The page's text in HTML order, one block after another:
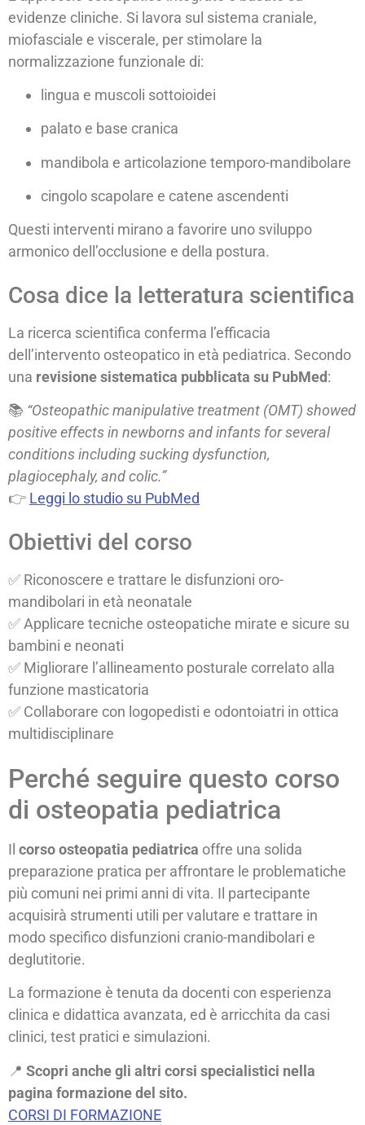
evidenze cliniche. Si lavora sul sistema craniale,
miofasciale e viscerale, per stimolare la
normalizzazione funzionale di:
lingua e muscoli sottoioidei
palato e base cranica
mandibola e articolazione temporo-mandibolare
cingolo scapolare e catene ascendenti
Questi interventi mirano a favorire uno sviluppo
armonico dell’occlusione e della postura.
Cosa dice la letteratura scientifica
La ricerca scientifica conferma l’efficacia
dell’intervento osteopatico in età pediatrica. Secondo
una revisione sistematica pubblicata su PubMed:
📚 “Osteopathic manipulative treatment (OMT) showed
positive effects in newborns and infants for several
conditions including sucking dysfunction,
plagiocephaly, and colic.”
👉 Leggi lo studio su PubMed
Obiettivi del corso
✅ Riconoscere e trattare le disfunzioni oro-
mandibolari in età neonatale
✅ Applicare tecniche osteopatiche mirate e sicure su
bambini e neonati
✅ Migliorare l’allineamento posturale correlato alla
funzione masticatoria
✅ Collaborare con logopedisti e odontoiatri in ottica
multidisciplinare
Perché seguire questo corso
di osteopatia pediatrica
Il corso osteopatia pediatrica offre una solida
preparazione pratica per affrontare le problematiche
più comuni nei primi anni di vita. Il partecipante
acquisirà strumenti utili per valutare e trattare in
modo specifico disfunzioni cranio-mandibolari e
deglutitorie.
La formazione è tenuta da docenti con esperienza
clinica e didattica avanzata, ed è arricchita da casi
clinici, test pratici e simulazioni.
📍 Scopri anche gli altri corsi specialistici nella
pagina formazione del sito.
CORSI DI FORMAZIONE